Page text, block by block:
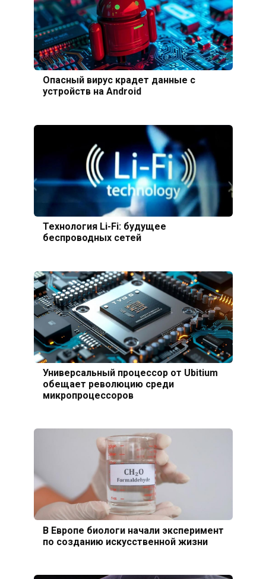
Опасный вирус крадет данные с
устройств на Android
Технология Li-Fi: будущее
беспроводных сетей
Универсальный процессор от Ubitium
обещает революцию среди
микропроцессоров
В Европе биологи начали эксперимент
по созданию искусственной жизни